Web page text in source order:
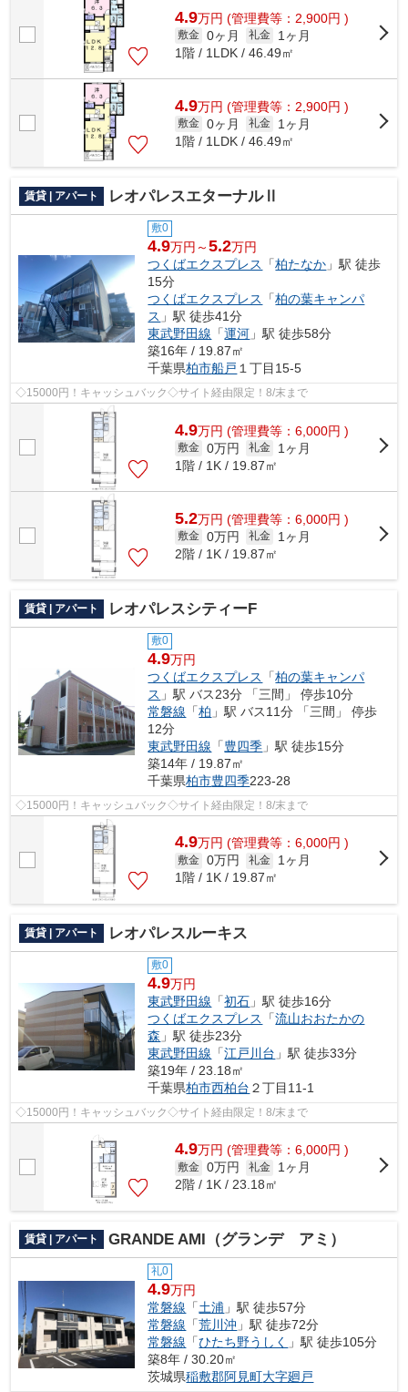
4.9万円 (管理費等：2,900円 )
敷金 0ヶ月 礼金
1ヶ月
1階 / 1LDK / 46.49㎡
4.9万円 (管理費等：2,900円 )
敷金 0ヶ月 礼金
1ヶ月
1階 / 1LDK / 46.49㎡
賃貸 | アパート レオパレスエターナルⅡ
敷0
4.9万円～5.2万円
つくばエクスプレス
「柏たなか 」駅 徒歩
15分
つくばエクスプレス
「柏の葉キャンパ
ス 」駅 徒歩41分
東武野田線 「運河 」駅 徒歩58分
築16年 / 19.87㎡
千葉県柏市船戸 １丁目15-5
◇15000円！キャッシュバック◇サイト経由限定！8/末まで
4.9万円 (管理費等：6,000円 )
敷金 0万円 礼金
1ヶ月
1階 / 1K / 19.87㎡
5.2万円 (管理費等：6,000円 )
敷金 0万円 礼金
1ヶ月
2階 / 1K / 19.87㎡
賃貸 | アパート レオパレスシティーF
敷0
4.9万円
つくばエクスプレス
「柏の葉キャンパ
ス 」駅 バス23分 「三間」 停歩10分
常磐線 「柏 」駅 バス11分 「三間」 停歩
12分
東武野田線 「豊四季 」駅 徒歩15分
築14年 / 19.87㎡
千葉県柏市豊四季223-28
◇15000円！キャッシュバック◇サイト経由限定！8/末まで
4.9万円 (管理費等：6,000円 )
敷金 0万円 礼金
1ヶ月
1階 / 1K / 19.87㎡
賃貸 | アパート レオパレスルーキス
敷0
4.9万円
東武野田線 「初石 」駅 徒歩16分
つくばエクスプレス
「流山おおたかの
森 」駅 徒歩23分
東武野田線 「江戸川台 」駅 徒歩33分
築19年 / 23.18㎡
千葉県柏市西柏台 ２丁目11-1
◇15000円！キャッシュバック◇サイト経由限定！8/末まで
4.9万円 (管理費等：6,000円 )
敷金 0万円 礼金
1ヶ月
2階 / 1K / 23.18㎡
賃貸 | アパート GRANDE AMI（グランデ アミ）
礼0
4.9万円
常磐線 「土浦 」駅 徒歩57分
常磐線 「荒川沖 」駅 徒歩72分
常磐線 「ひたち野うしく
」駅 徒歩105分
築8年 / 30.20㎡
茨城県稲敷郡阿見町大字廻戸